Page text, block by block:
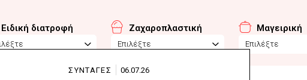
Ειδική διατροφή Ζαχαροπλαστική
Επιλέξτε
Μαγειρική
Επιλέξτε
ΣΥΝΤΑΓΕΣ 06.07.26